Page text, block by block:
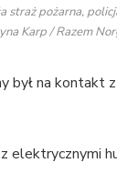
straż pożarna,
Karp / Razem
był na kontakt
elektrycznymi